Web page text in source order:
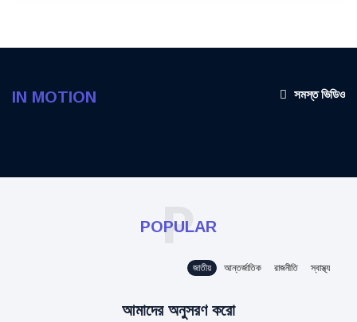
IN MOTION সমস্ত ভিডিও
POPULAR
P
জাতীয় আন্তর্জাতিক রাজনীতি স্বাস্থ্য
আমাদের অনুসরণ করো